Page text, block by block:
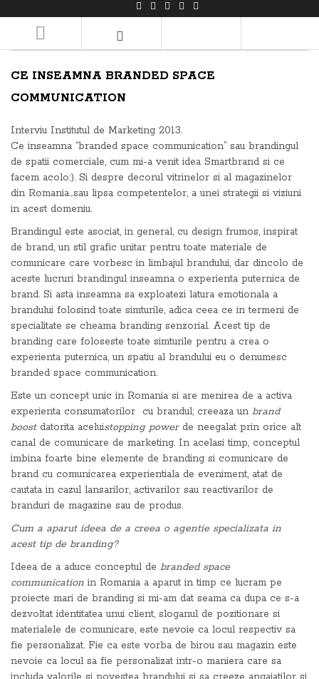
CE INSEAMNA BRANDED SPACE
COMMUNICATION
Interviu Institutul de Marketing 2013.
Ce inseamna “branded space communication” sau brandingul
de spatii comerciale, cum mi-a venit idea Smartbrand si ce
facem acolo:). Si despre decorul vitrinelor si al magazinelor
din Romania…sau lipsa competentelor, a unei strategii si viziuni
in acest domeniu.
Brandingul este asociat, in general, cu design frumos, inspirat
de brand, un stil grafic unitar pentru toate materiale de
comunicare care vorbesc in limbajul brandului, dar dincolo de
aceste lucruri brandingul inseamna o experienta puternica de
brand. Si asta inseamna sa exploatezi latura emotionala a
brandului folosind toate simturile, adica ceea ce in termeni de
specialitate se cheama branding senzorial. Acest tip de
branding care foloseste toate simturile pentru a crea o
experienta puternica, un spatiu al brandului eu o denumesc
branded space communication.
Este un concept unic in Romania si are menirea de a activa
experienta consumatorilor cu brandul; creeaza un brand
boostdatorita aceluistopping powerde neegalat prin orice alt
canal de comunicare de marketing. In acelasi timp, conceptul
imbina foarte bine elemente de branding si comunicare de
brand cu comunicarea experientiala de eveniment, atat de
cautata in cazul lansarilor, activarilor sau reactivarilor de
branduri de magazine sau de produs.
Cum a aparut ideea de a creea o agentie specializata in
acest tip de branding?
Ideea de a aduce conceptul de branded space
communication in Romania a aparut in timp ce lucram pe
proiecte mari de branding si mi-am dat seama ca dupa ce s-a
dezvoltat identitatea unui client, sloganul de pozitionare si
materialele de comunicare, este nevoie ca locul respectiv sa
fie personalizat. Fie ca este vorba de birou sau magazin este
nevoie ca locul sa fie personalizat intr-o maniera care sa